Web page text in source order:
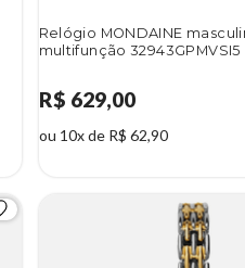
Relógio MONDAINE
multifunção 32943GPMVSI5
R$ 629,00
ou 10x de R$ 62,90